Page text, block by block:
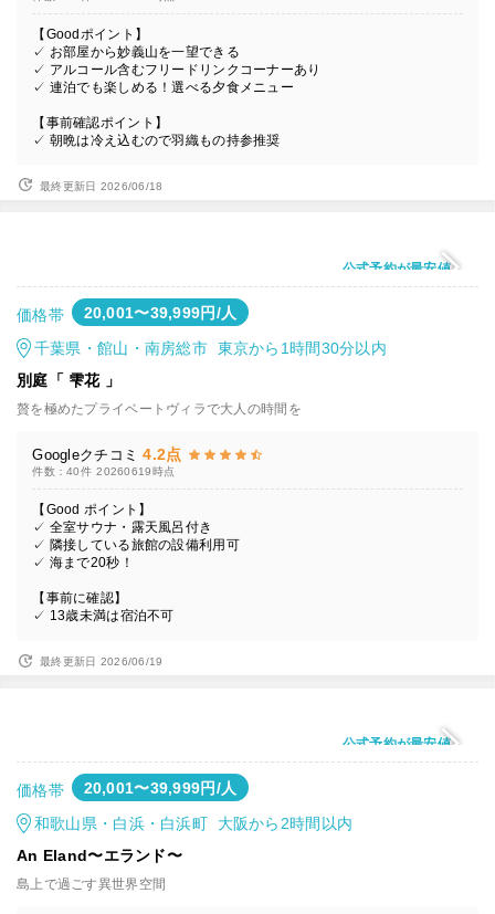
【Goodポイント】
✓ お部屋から妙義山を一望できる
✓ アルコール含むフリードリンクコーナーあり
✓ 連泊でも楽しめる！選べる夕食メニュー
【事前確認ポイント】
✓ 朝晩は冷え込むので羽織もの持参推奨
最終更新日 2026/06/18
公式予約が最安値
価格帯 20,001〜39,999円/人
千葉県・館山・南房総市 東京から1時間30分以内
別庭「 雫花 」
贅を極めたプライベートヴィラで大人の時間を
Googleクチコミ 4.2点
件数：40件 20260619時点
【Good ポイント】
✓ 全室サウナ・露天風呂付き
✓ 隣接している旅館の設備利用可
✓ 海まで20秒！
【事前に確認】
✓ 13歳未満は宿泊不可
最終更新日 2026/06/19
公式予約が最安値
価格帯 20,001〜39,999円/人
和歌山県・白浜・白浜町 大阪から2時間以内
An Eland〜エランド〜
島上で過ごす異世界空間